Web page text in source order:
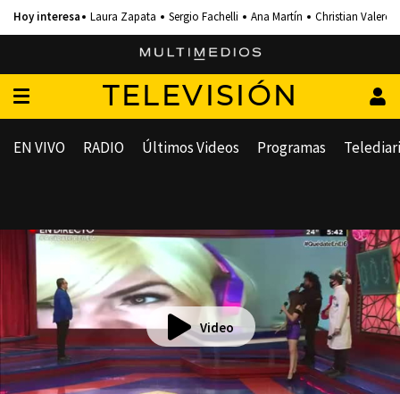
Laura Zapata Sergio Fachelli Ana Martín Christian Valero
TELEVISIÓN
EN VIVO RADIO Últimos Videos Programas
Video